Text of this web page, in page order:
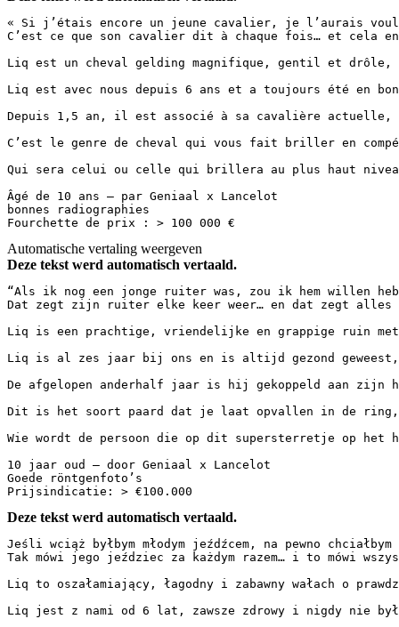
« Si j’étais encore un jeune cavalier, je l’aurais
C’est ce que son cavalier dit à chaque fois… et cela
Liq est un cheval gelding magnifique, gentil et drôle,
Liq est avec nous depuis 6 ans et a toujours été en
Depuis 1,5 an, il est associé à sa cavalière
C’est le genre de cheval qui vous fait briller en
Qui sera celui ou celle qui brillera au plus haut
Âgé de 10 ans — par Geniaal x Lancelot
bonnes radiographies
Fourchette de prix : > 100 000 €
Automatische vertaling weergeven
Deze tekst werd automatisch vertaald.
“Als ik nog een jonge ruiter was, zou ik hem willen
Dat zegt zijn ruiter elke keer weer… en dat zegt alles
Liq is een prachtige, vriendelijke en grappige ruin
Liq is al zes jaar bij ons en is altijd gezond
De afgelopen anderhalf jaar is hij gekoppeld aan
Dit is het soort paard dat je laat opvallen in de
Wie wordt de persoon die op dit supersterretje op het
10 jaar oud — door Geniaal x Lancelot
Goede röntgenfoto’s
Prijsindicatie: > €100.000
Deze tekst werd automatisch vertaald.
Jeśli wciąż byłbym młodym jeźdźcem, na pewno
Tak mówi jego jeździec za każdym razem… i to mówi
Liq to oszałamiający, łagodny i zabawny wałach o
Liq jest z nami od 6 lat, zawsze zdrowy i nigdy nie